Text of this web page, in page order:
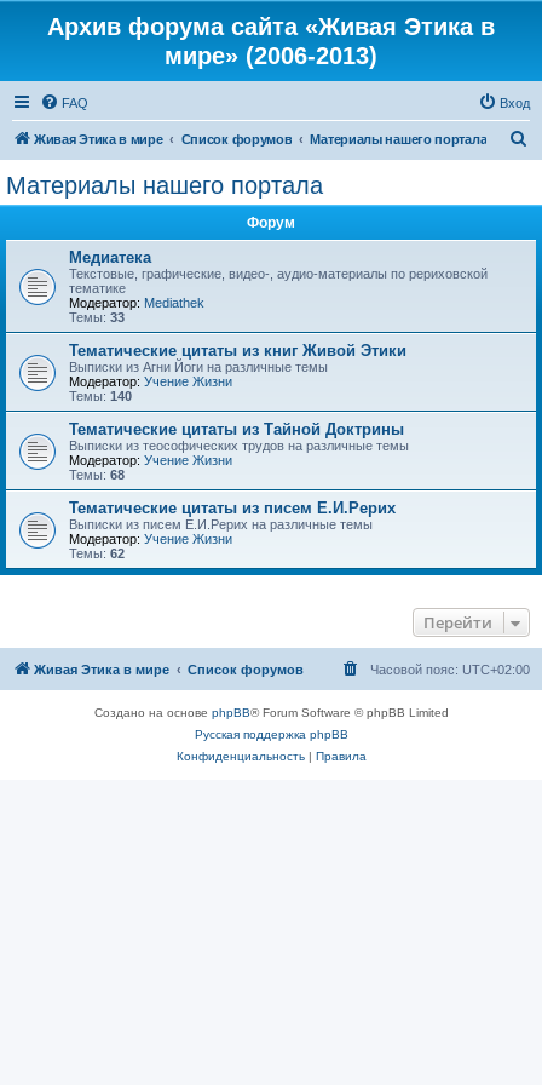
Архив форума сайта «Живая Этика в
мире» (2006-2013)
FAQ Вход
Живая Этика в мире Список форумов Материалы нашего портала
Материалы нашего портала
Форум
Медиатека
Текстовые, графические, видео-, аудио-материалы по рериховской
тематике
Модератор: Mediathek
Темы: 33
Тематические цитаты из книг Живой Этики
Выписки из Агни Йоги на различные темы
Модератор: Учение Жизни
Темы: 140
Тематические цитаты из Тайной Доктрины
Выписки из теософических трудов на различные темы
Модератор: Учение Жизни
Темы: 68
Тематические цитаты из писем Е.И.Рерих
Выписки из писем Е.И.Рерих на различные темы
Модератор: Учение Жизни
Темы: 62
Перейти
Живая Этика в мире Список форумов Часовой пояс: UTC+02:00
Создано на основе phpBB® Forum Software © phpBB Limited
Русская поддержка phpBB
Конфиденциальность| Правила